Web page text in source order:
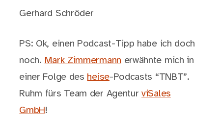
Gerhard Schröder
PS: Ok, einen Podcast-Tipp habe ich doch
noch. Mark Zimmermann erwähnte mich in
einer Folge des heise-Podcasts “TNBT”.
Ruhm fürs Team der AgenturviSales
GmbH!